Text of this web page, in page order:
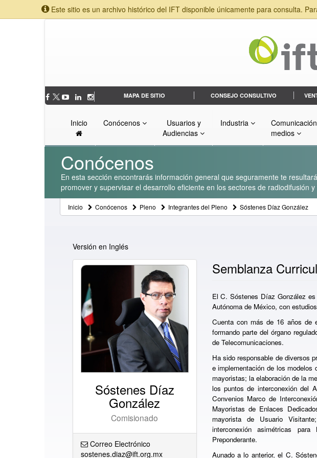
Este sitio es un archivo histórico del IFT disponible únicamente para consulta.
MAPA DE SITIO CONSEJO CONSULTIVO
Inicio Conócenos
Usuarios y
Audiencias
Industria
medios
Conócenos
En esta sección encontrarás información general que seguramente te
promover y supervisar el desarrollo eficiente en los sectores de radiodifusión
Inicio Conócenos Pleno Integrantes del Pleno Sóstenes Díaz González
Versión en Inglés
Sóstenes Díaz
González
Comisionado
Correo Electrónico
sostenes.diaz@ift.org.mx
Semblanza
El C. Sóstenes Díaz González
Autónoma de México, con
Cuenta con más de 16 años de
formando parte del órgano
de Telecomunicaciones.
Ha sido responsable de diversos
e implementación de los
mayoristas; la elaboración de la
los puntos de interconexión del
Convenios Marco de
Mayoristas de Enlaces
mayorista de Usuario
interconexión asimétricas
Preponderante.
Aunado a lo anterior, el C.